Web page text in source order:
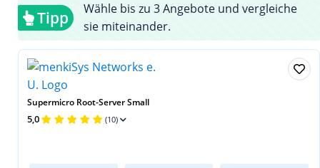
Tipp
Wähle bis zu 3 Angebote und vergleiche
sie miteinander.
Supermicro Root-Server Small
5,0 (10)